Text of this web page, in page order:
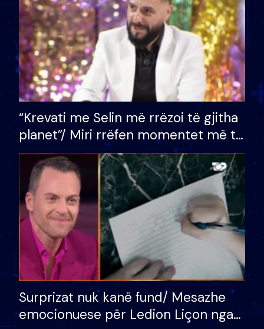
“Krevati me Selin më rrëzoi të gjitha
planet”/ Miri rrëfen momentet më të
bukura në shtëpinë e BB VIP: Do më
mungojë zilja e mëngjesit kur…
Surprizat nuk kanë fund/ Mesazhe
emocionuese për Ledion Liçon nga